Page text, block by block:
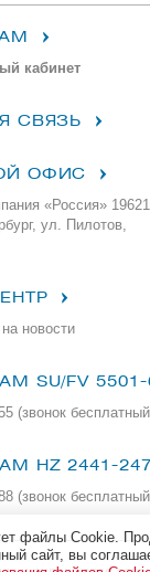
кабинет
СВЯЗЬ
ОФИС
«Россия»
ул. Пилотов,
новости
SU/FV
(звонок
HZ 2441-
(звонок
файлы Cookie.
сайт, вы